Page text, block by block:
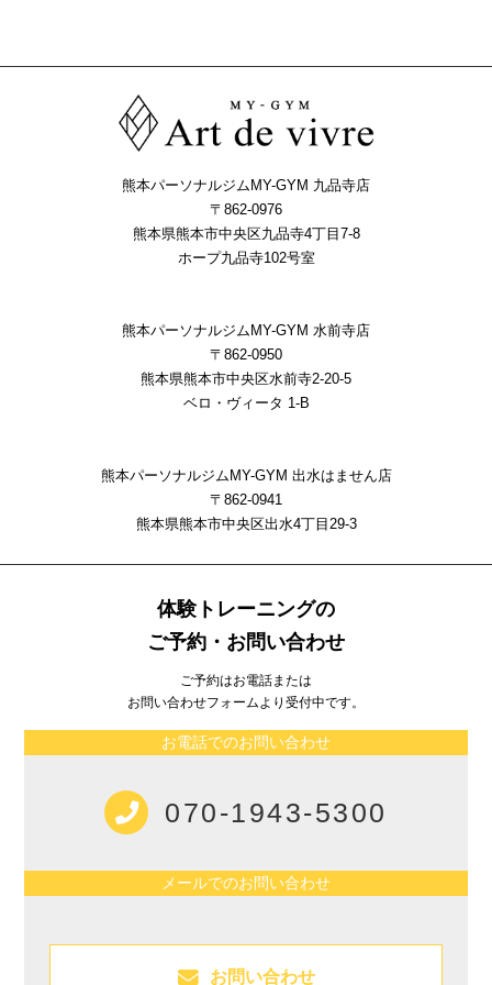
熊本パーソナルジムMY-GYM 九品寺店
〒862-0976
熊本県熊本市中央区九品寺4丁目7-8
ホープ九品寺102号室
熊本パーソナルジムMY-GYM 水前寺店
〒862-0950
熊本県熊本市中央区水前寺2-20-5
ベロ・ヴィータ 1-B
熊本パーソナルジムMY-GYM 出水はません店
〒862-0941
熊本県熊本市中央区出⽔4丁⽬29-3
体験トレーニングの
ご予約・お問い合わせ
ご予約はお電話または
お問い合わせフォームより受付中です。
お電話でのお問い合わせ
070-1943-5300
メールでのお問い合わせ
お問い合わせ